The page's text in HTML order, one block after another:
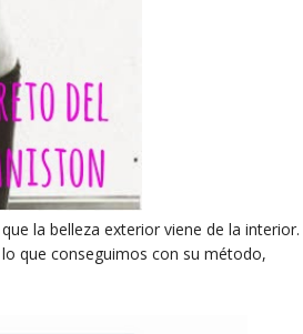
la belleza exterior viene de la interior.
que conseguimos con su método,